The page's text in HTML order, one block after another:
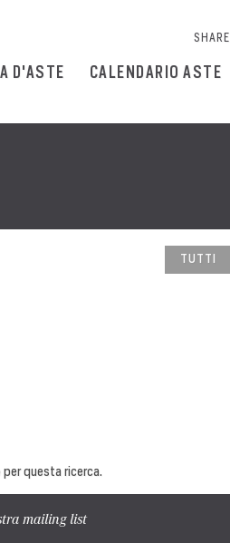
SHARE
D'ASTE CALENDARIO ASTE
TUTTI
questa ricerca.
mailing list